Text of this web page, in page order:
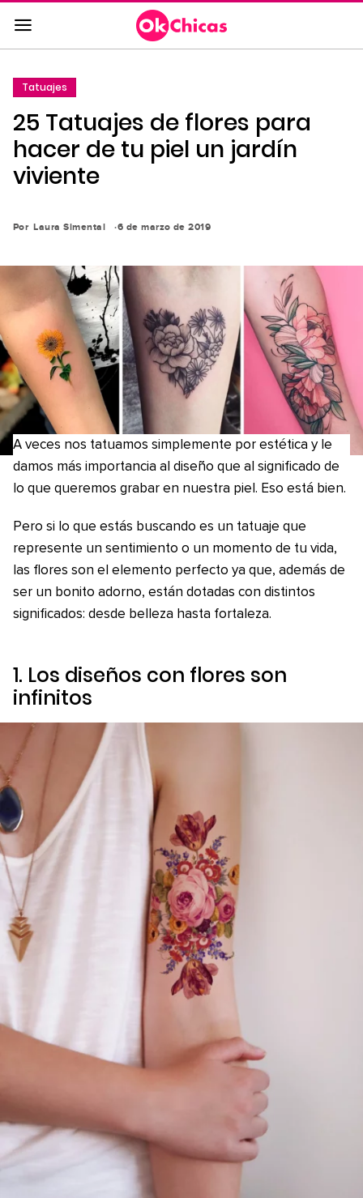
Saltar
al
contenido
a
la
navegación
principal
Tatuajes
25 Tatuajes de flores para
hacer de tu piel un jardín
viviente
Por Laura Simental 6 de marzo de 2019
A veces nos tatuamos simplemente por estética y le
damos más importancia al diseño que al significado de
lo que queremos grabar en nuestra piel. Eso está bien.
Pero si lo que estás buscando es un tatuaje que
represente un sentimiento o un momento de tu vida,
las flores son el elemento perfecto ya que, además de
ser un bonito adorno, están dotadas con distintos
significados: desde belleza hasta fortaleza.
1. Los diseños con flores son
infinitos